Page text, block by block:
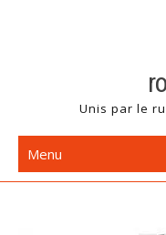
Unis par le
Menu